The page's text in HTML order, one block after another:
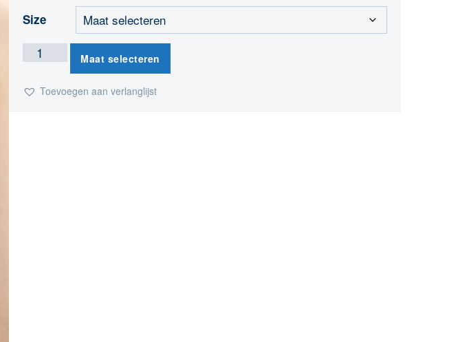
Size
Maat selecteren
Toevoegen aan verlanglijst